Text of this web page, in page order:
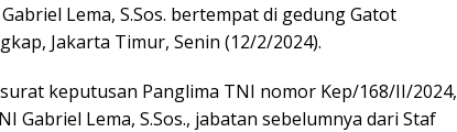
Lema, S.Sos. bertempat di gedung Gatot
Jakarta Timur, Senin (12/2/2024).
keputusan Panglima TNI nomor Kep/168/II/2024,
Gabriel Lema, S.Sos., jabatan sebelumnya dari Staf